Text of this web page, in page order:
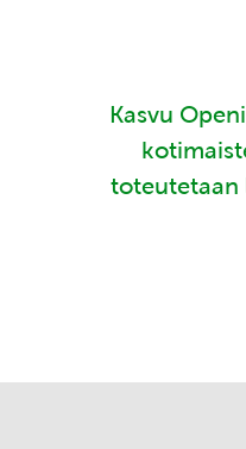
Kasvu
toteutetaan